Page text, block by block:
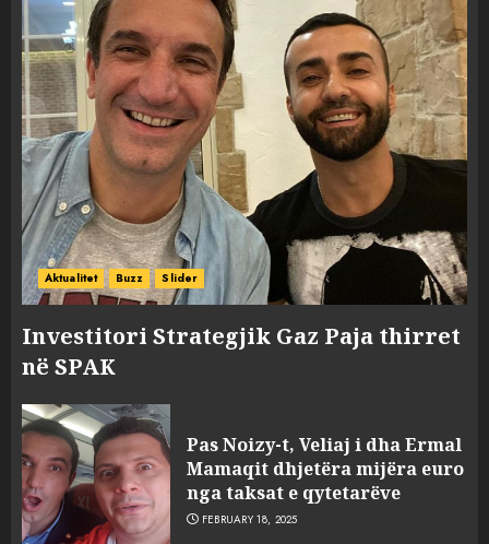
Aktualitet Buzz Slider
Investitori Strategjik Gaz Paja thirret
në SPAK
Pas Noizy-t, Veliaj i dha Ermal
Mamaqit dhjetëra mijëra euro
nga taksat e qytetarëve
FEBRUARY 18, 2025